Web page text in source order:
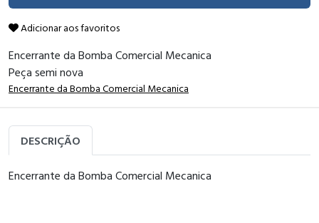
Adicionar aos favoritos
Encerrante da Bomba Comercial Mecanica
Peça semi nova
Encerrante da Bomba Comercial Mecanica
DESCRIÇÃO
Encerrante da Bomba Comercial Mecanica